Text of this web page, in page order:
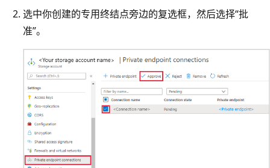
选中你创建的专用终结点旁边的复选框，然后选择“批
准”。